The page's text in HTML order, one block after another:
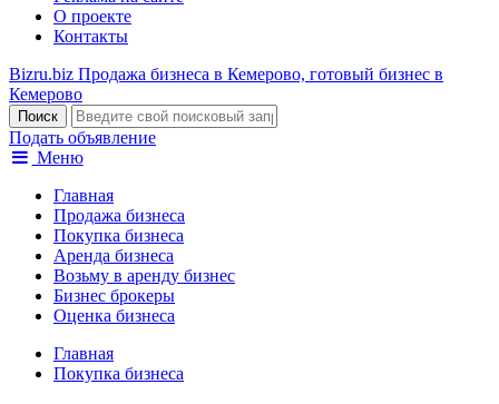
О проекте
Контакты
Bizru.biz Продажа бизнеса в Кемерово, готовый бизнес в
Кемерово
Подать объявление
Меню
Главная
Продажа бизнеса
Покупка бизнеса
Аренда бизнеса
Возьму в аренду бизнес
Бизнес брокеры
Оценка бизнеса
Главная
Покупка бизнеса